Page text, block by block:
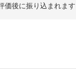
価後に振り込まれます